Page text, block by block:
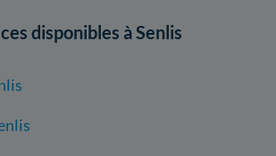
disponibles à Senlis